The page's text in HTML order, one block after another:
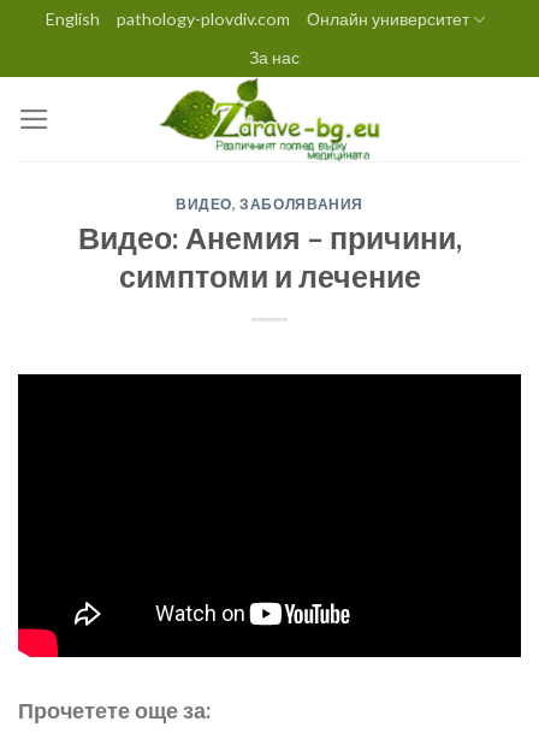
content
English pathology-plovdiv.com
Онлайн университет
За нас
ВИДЕО,ЗАБОЛЯВАНИЯ
Видео: Анемия – причини,
симптоми и лечение
Прочетете още за: